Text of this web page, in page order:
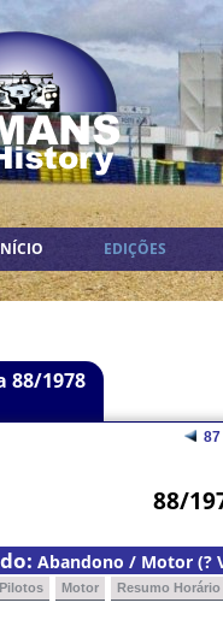
EDIÇÕES
88/1978
87
88/
Abandono / Motor (?
Pilotos Motor Resumo Horário